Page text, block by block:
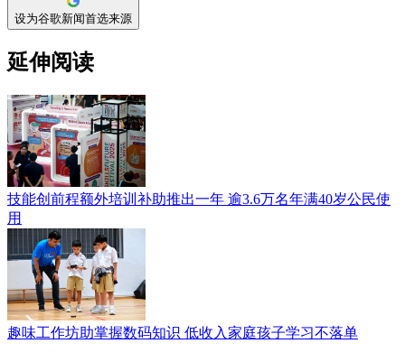
设为谷歌新闻首选来源
延伸阅读
技能创前程额外培训补助推出一年 逾3.6万名年满40岁公民使
用
趣味工作坊助掌握数码知识 低收入家庭孩子学习不落单